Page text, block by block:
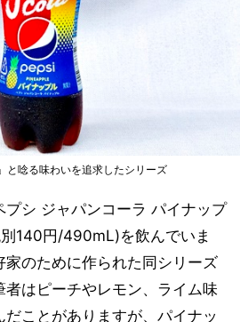
と唸る味わいを追求したシリーズ
プシ ジャパンコーラ パイナップ
140円/490mL)を飲んでいま
のために作られた同シリーズ
はピーチやレモン、ライム味
ことがありますが、パイナッ